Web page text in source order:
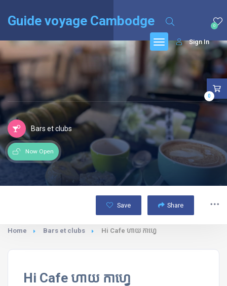
Guide voyage Cambodge 0
Sign In
Bars et clubs
Now Open
Save Share
Home Bars et clubs Hi Cafe ហាយ កាហ្វេ
Hi Cafe ហាយ កាហ្វេ
0